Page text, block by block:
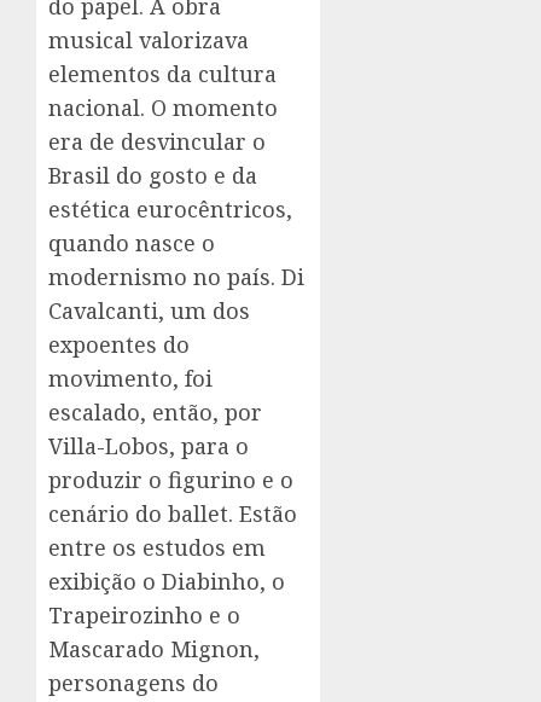
do papel. A obra
musical valorizava
elementos da cultura
nacional. O momento
era de desvincular o
Brasil do gosto e da
estética eurocêntricos,
quando nasce o
modernismo no país. Di
Cavalcanti, um dos
expoentes do
movimento, foi
escalado, então, por
Villa-Lobos, para o
produzir o figurino e o
cenário do ballet. Estão
entre os estudos em
exibição o Diabinho, o
Trapeirozinho e o
Mascarado Mignon,
personagens do